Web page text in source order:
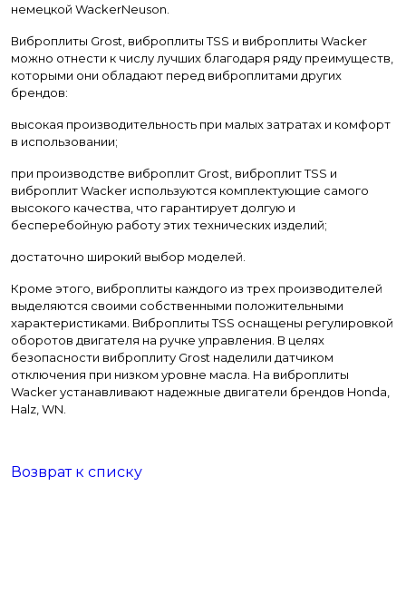
немецкой WackerNeuson.
Виброплиты Grost, виброплиты TSS и виброплиты Wacker
можно отнести к числу лучших благодаря ряду преимуществ,
которыми они обладают перед виброплитами других
брендов:
высокая производительность при малых затратах и комфорт
в использовании;
при производстве виброплит Grost, виброплит TSS и
виброплит Wacker используются комплектующие самого
высокого качества, что гарантирует долгую и
бесперебойную работу этих технических изделий;
достаточно широкий выбор моделей.
Кроме этого, виброплиты каждого из трех производителей
выделяются своими собственными положительными
характеристиками. Виброплиты TSS оснащены регулировкой
оборотов двигателя на ручке управления. В целях
безопасности виброплиту Grost наделили датчиком
отключения при низком уровне масла. На виброплиты
Wacker устанавливают надежные двигатели брендов Honda,
Halz, WN.
Возврат к списку